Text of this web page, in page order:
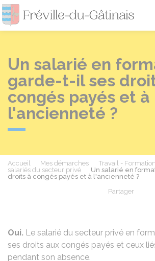
Un salarié en
garde-t-il ses
congés payés et à
l'ancienneté ?
Accueil Mes démarches Travail - Formation
salariés du secteur privé
Un salarié en
droits à congés payés et à l'ancienneté ?
Partager
Oui. Le salarié du secteur privé en
ses droits aux congés payés et ceux
pendant son absence.